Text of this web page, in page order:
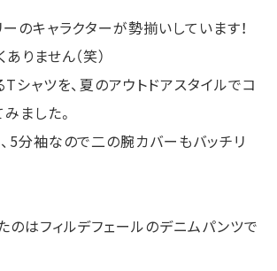
のキャラクターが勢揃いしています！
りません（笑）
シャツを、夏のアウトドアスタイルでコ
ました。
5分袖なので二の腕カバーもバッチリ
のはフィルデフェールのデニムパンツで